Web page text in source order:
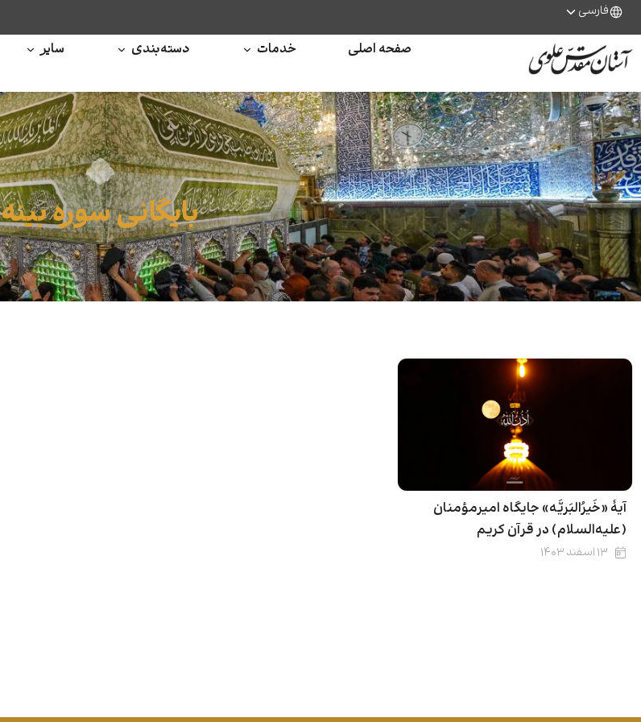
فارسی
صفحه اصلی خدمات دسته‌بندی سایر
بایگانی سوره بینه
آیۀ «خَیرُالبَریَّه» جایگاه امیرمؤمنان
(علیه‌السلام) در قرآن کریم
۱۳ اسفند ۱۴۰۳